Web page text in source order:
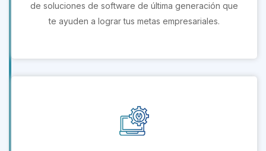
de soluciones de software de última generación que
te ayuden a lograr tus metas empresariales.